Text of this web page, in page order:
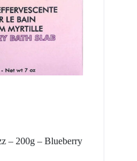
– 200g – Blueberry